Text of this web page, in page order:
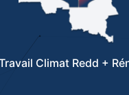
Climat Redd +